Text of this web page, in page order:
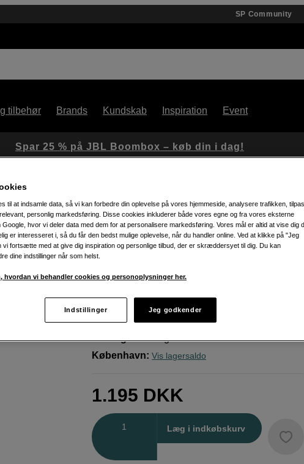
SP Community
tilbehør Brands Kundskab Inspiration Event
Artikelnummer: 1053970
Godox Profoto Mount Adapter Parabolic Light System
Light System
Weblager:På lager
København: Vis lagersaldo
1.195 DKK
Læg i indkøbskurv
Spar 25 % på JBL Boombox – køb din i dag!
til at indsamle data, så vi kan forbedre din oplevelse på vores hjemmeside, analysere trafikken,
personlig markedsføring. Disse cookies inkluderer både vores egne og fra vores eksterne
hvor vi deler data med dem for at personalisere markedsføring. Vores mål er altid at vise dig
er interesseret i, så du får den bedst mulige oplevelse, når du handler online. Ved at klikke på "Jeg
vi fortsætte med at give dig inspiration og personlige tilbud, der er skræddersyet til dig. Du kan
dine indstillinger når som helst.
hvordan vi behandler cookies og personoplysninger her.
Indstillinger Jeg godkender